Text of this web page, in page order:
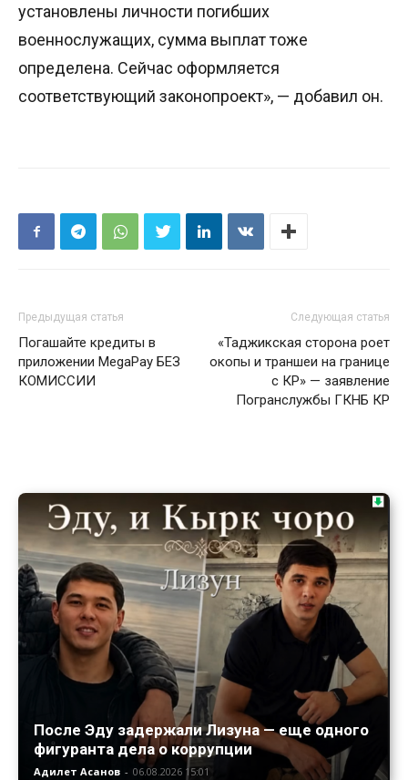
установлены личности погибших
военнослужащих, сумма выплат тоже
определена. Сейчас оформляется
соответствующий законопроект», — добавил он.
Предыдущая статья
Погашайте кредиты в
приложении MegaPay БЕЗ
КОМИССИИ
Следующая статья
«Таджикская сторона роет
окопы и траншеи на границе
с КР» — заявление
Погранслужбы ГКНБ КР
После Эду задержали Лизуна — еще одного
фигуранта дела о коррупции
Адилет Асанов - 06.08.2026 15:01